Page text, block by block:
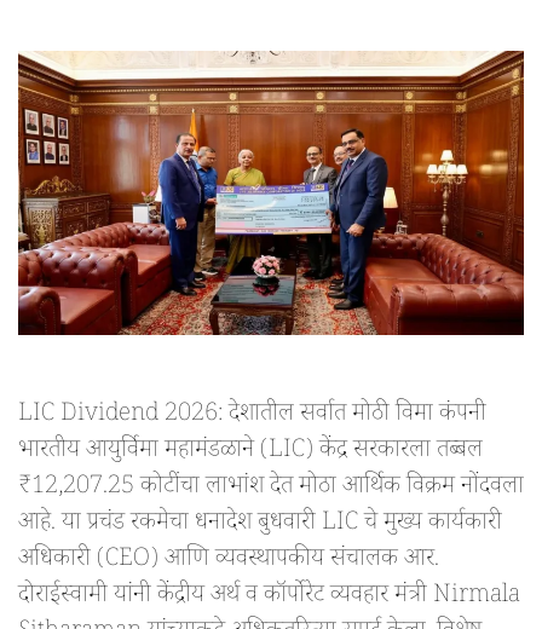
LIC Dividend 2026: देशातील सर्वात मोठी विमा कंपनी
भारतीय आयुर्विमा महामंडळाने (LIC) केंद्र सरकारला तब्बल
₹12,207.25 कोटींचा लाभांश देत मोठा आर्थिक विक्रम नोंदवला
आहे. या प्रचंड रकमेचा धनादेश बुधवारी LIC चे मुख्य कार्यकारी
अधिकारी (CEO) आणि व्यवस्थापकीय संचालक आर.
दोराईस्वामी यांनी केंद्रीय अर्थ व कॉर्पोरेट व्यवहार मंत्री Nirmala